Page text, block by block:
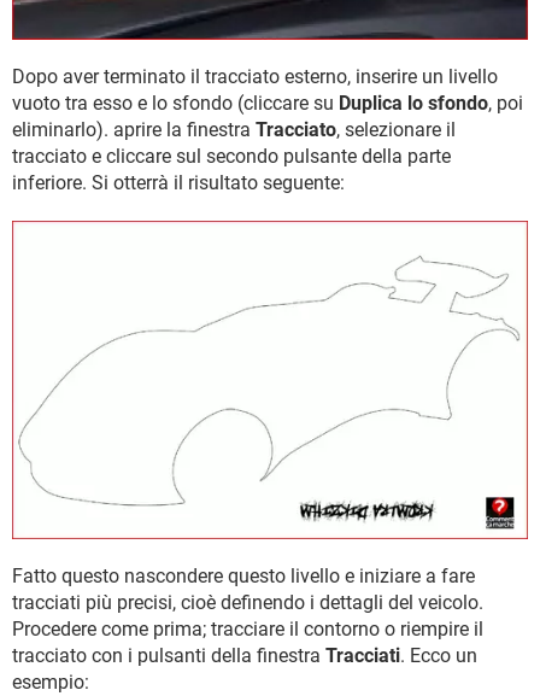
Dopo aver terminato il tracciato esterno, inserire un livello
vuoto tra esso e lo sfondo (cliccare su Duplica lo sfondo, poi
eliminarlo). aprire la finestra Tracciato, selezionare il
tracciato e cliccare sul secondo pulsante della parte
inferiore. Si otterrà il risultato seguente:
Fatto questo nascondere questo livello e iniziare a fare
tracciati più precisi, cioè definendo i dettagli del veicolo.
Procedere come prima; tracciare il contorno o riempire il
tracciato con i pulsanti della finestra Tracciati. Ecco un
esempio: